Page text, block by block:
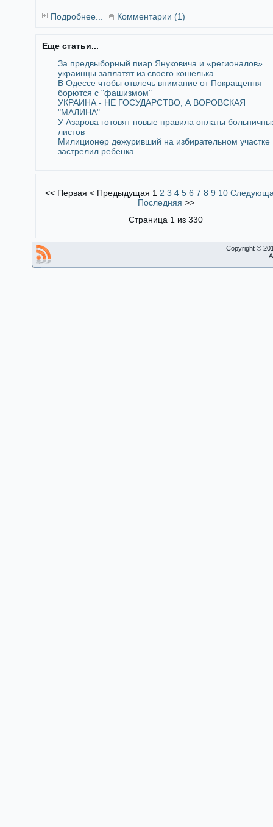
Подробнее... Комментарии (1)
Еще статьи...
За предвыборный пиар Януковича и «регионалов»
украинцы заплатят из своего кошелька
В Одессе чтобы отвлечь внимание от Покращення
борются с "фашизмом"
УКРАИНА - НЕ ГОСУДАРСТВО, А ВОРОВСКАЯ
"МАЛИНА"
У Азарова готовят новые правила оплаты
листов
Милиционер дежуривший на избирательном участке
застрелил ребенка.
<< Первая < Предыдущая 1 2 3 4 5 6 7 8 9 10
Последняя >>
Страница 1 из 330
Copyright ©